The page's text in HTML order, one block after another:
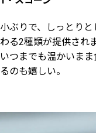
小ぶりで、しっとり
わる2種類が提供されま
いつまでも温かいま
るのも嬉しい。